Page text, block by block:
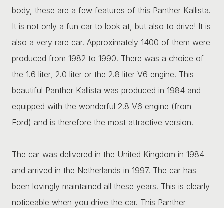
body, these are a few features of this Panther Kallista.
It is not only a fun car to look at, but also to drive! It is
also a very rare car. Approximately 1400 of them were
produced from 1982 to 1990. There was a choice of
the 1.6 liter, 2.0 liter or the 2.8 liter V6 engine. This
beautiful Panther Kallista was produced in 1984 and
equipped with the wonderful 2.8 V6 engine (from
Ford) and is therefore the most attractive version.
The car was delivered in the United Kingdom in 1984
and arrived in the Netherlands in 1997. The car has
been lovingly maintained all these years. This is clearly
noticeable when you drive the car. This Panther